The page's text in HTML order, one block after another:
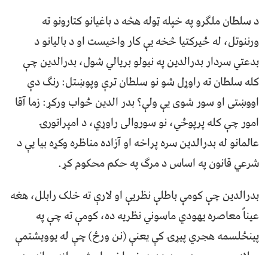
د سلطان ملګرو په خپله ټوله هڅه د باغیانو کتارونو ته
ورننوتل، له ځیرکتيا څخه يې کار واخيست او د باليانو د
بدعتي سردار بدرالدين په نيولو بريالي شول، بدرالدين چې
کله سلطان ته راوړل شو نو سلطان ترې وپوښتل: رنګ دې
اووښتی او سور شوی يې ولې؟ بدر الدين ځواب ورکړ: زما آقا
امور چې کله پرپوځي، نو سوروالی راوړي، د امپراتورۍ
عالمانو له بدرالدین سره پراخه او آزاده مناظره وکړه بیا یې د
شرعي قانون په اساس د مرګ په حکم محکوم کړ.
بدرالدين چې کومې باطلې نظريې او لارې ته خلک رابلل، هغه
عيناً معاصره يهودي ماسوني نظریه ده، کومې ته چې په
پينځلسمه هجري پیړۍ کې یعنې (نن ورځ) چې له يوويشتمې